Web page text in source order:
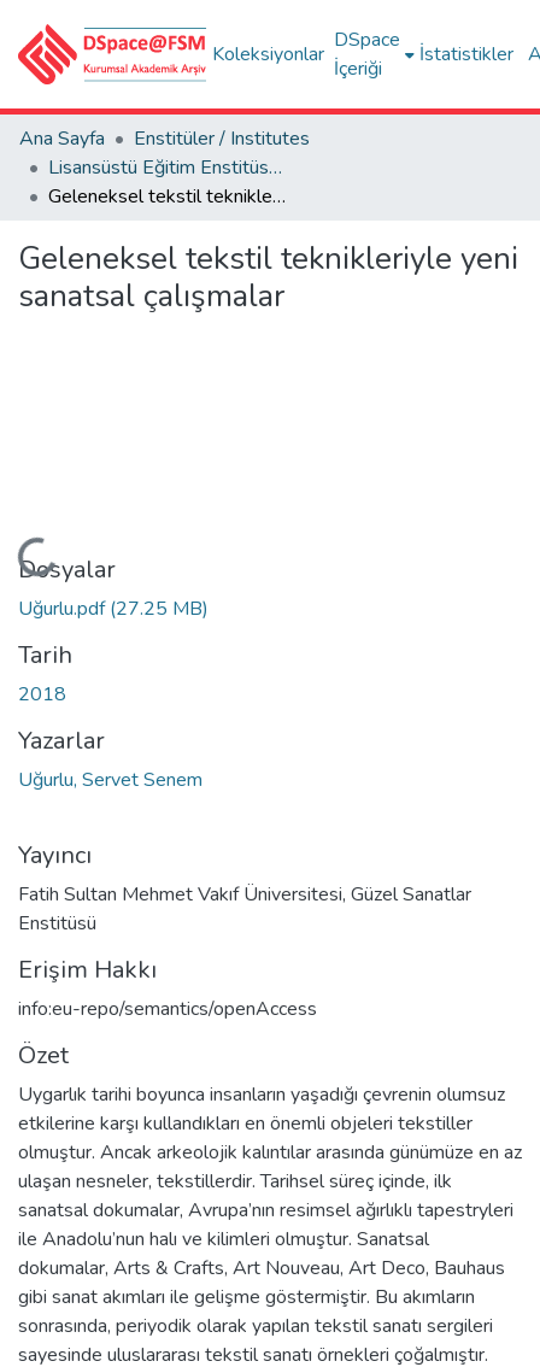
Koleksiyonlar
DSpace
İçeriği
İstatistikler
Ana Sayfa
Enstitüler / Institutes
Lisansüstü Eğitim Enstitüsü Tez Koleksiyonu
Geleneksel tekstil teknikleriyle yeni sanatsal çalışmalar
Geleneksel tekstil teknikleriyle yeni
sanatsal çalışmalar
Yükleniyor...
Dosyalar
Uğurlu.pdf(27.25 MB)
Tarih
2018
Yazarlar
Uğurlu, Servet Senem
Yayıncı
Fatih Sultan Mehmet Vakıf Üniversitesi, Güzel Sanatlar
Enstitüsü
Erişim Hakkı
info:eu-repo/semantics/openAccess
Özet
Uygarlık tarihi boyunca insanların yaşadığı çevrenin olumsuz
etkilerine karşı kullandıkları en önemli objeleri tekstiller
olmuştur. Ancak arkeolojik kalıntılar arasında günümüze en az
ulaşan nesneler, tekstillerdir. Tarihsel süreç içinde, ilk
sanatsal dokumalar, Avrupa’nın resimsel ağırlıklı tapestryleri
ile Anadolu’nun halı ve kilimleri olmuştur. Sanatsal
dokumalar, Arts & Crafts, Art Nouveau, Art Deco, Bauhaus
gibi sanat akımları ile gelişme göstermiştir. Bu akımların
sonrasında, periyodik olarak yapılan tekstil sanatı sergileri
sayesinde uluslararası tekstil sanatı örnekleri çoğalmıştır.